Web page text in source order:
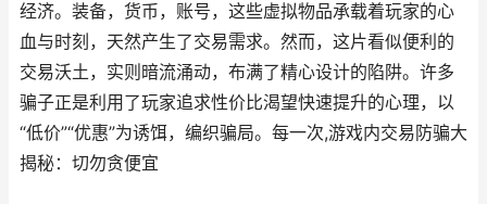
经济。装备，货币，账号，这些虚拟物品承载着玩家的心
血与时刻，天然产生了交易需求。然而，这片看似便利的
交易沃土，实则暗流涌动，布满了精心设计的陷阱。许多
骗子正是利用了玩家追求性价比渴望快速提升的心理，以
“低价”“优惠”为诱饵，编织骗局。每一次,游戏内交易防骗大
揭秘：切勿贪便宜